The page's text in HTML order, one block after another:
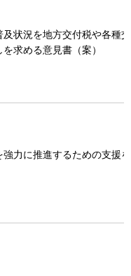
状況を地方交付税や各種
求める意見書（案）
力に推進するための支援